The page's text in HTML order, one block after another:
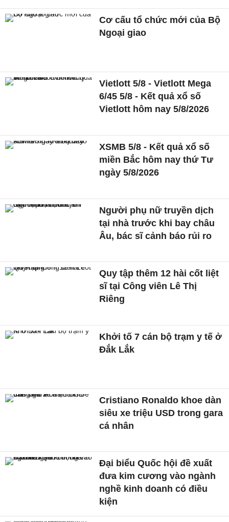
Cơ cấu tổ chức mới của Bộ
Ngoại giao
Vietlott 5/8 - Vietlott Mega
6/45 5/8 - Kết quả xổ số
Vietlott hôm nay 5/8/2026
XSMB 5/8 - Kết quả xổ số
miền Bắc hôm nay thứ Tư
ngày 5/8/2026
Người phụ nữ truyền dịch
tại nhà trước khi bay châu
Âu, bác sĩ cảnh báo rủi ro
Quy tập thêm 12 hài cốt liệt
sĩ tại Công viên Lê Thị
Riêng
Khởi tố 7 cán bộ trạm y tế ở
Đắk Lắk
Cristiano Ronaldo khoe dàn
siêu xe triệu USD trong gara
cá nhân
Đại biểu Quốc hội đề xuất
đưa kim cương vào ngành
nghề kinh doanh có điều
kiện